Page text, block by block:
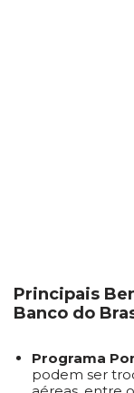
Principais
Banco do
Programa
podem ser